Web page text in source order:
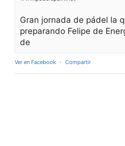
Gran jornada de pádel la
preparando Felipe de
de
Ver en Facebook · Compartir